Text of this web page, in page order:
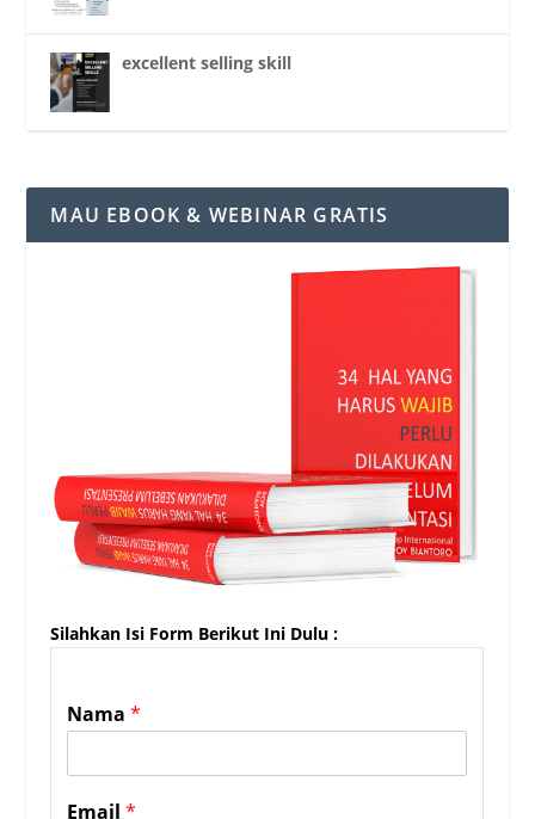
excellent selling skill
MAU EBOOK & WEBINAR GRATIS
Silahkan Isi Form Berikut Ini Dulu :
Nama*
Email*